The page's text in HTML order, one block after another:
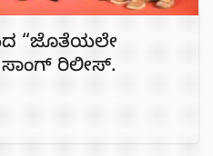
“ಜೊತೆಯಲೇ
ರಿಲೀಸ್.